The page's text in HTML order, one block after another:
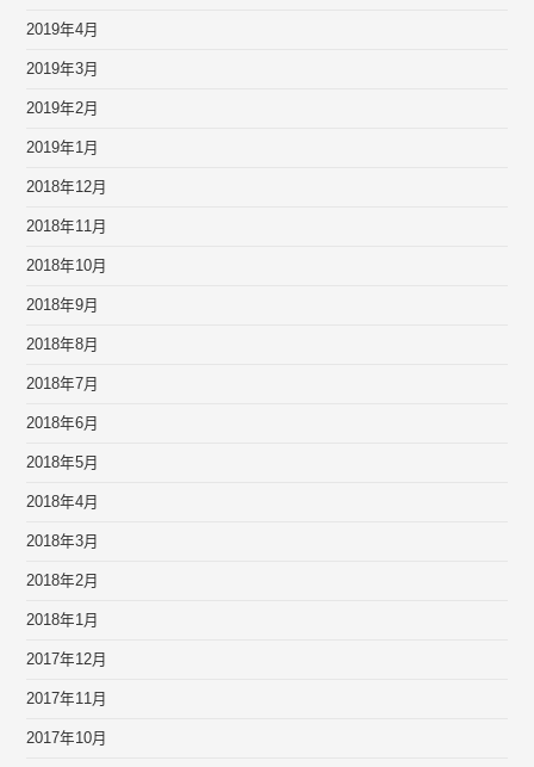
2019年4月
2019年3月
2019年2月
2019年1月
2018年12月
2018年11月
2018年10月
2018年9月
2018年8月
2018年7月
2018年6月
2018年5月
2018年4月
2018年3月
2018年2月
2018年1月
2017年12月
2017年11月
2017年10月